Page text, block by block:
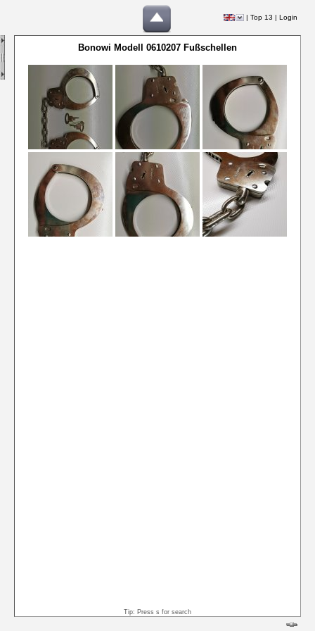
| Top 13 | Login
Bonowi Modell 0610207 Fußschellen
Tip: Press s for search